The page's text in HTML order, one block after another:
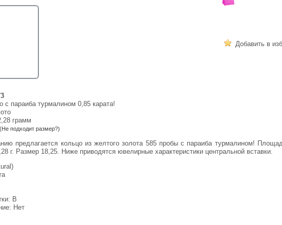
Добавить в
с параиба турмалином 0,85 карата!
грамм
(Не подходит размер?)
г. Размер 18,25. Ниже приводятся ювелирные характеристики центральной вставки.
В
Нет